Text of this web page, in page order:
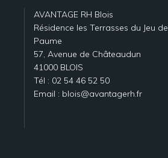
AVANTAGE RH Blois
Résidence les Terrasses du Jeu de
Paume
57, Avenue de Châteaudun
41000 BLOIS
Tél : 02 54 46 52 50
Email : blois@avantagerh.fr